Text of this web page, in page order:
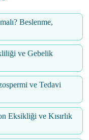
Beslenme,
ve Gebelik
ve Tedavi
Eksikliği ve Kısırlık